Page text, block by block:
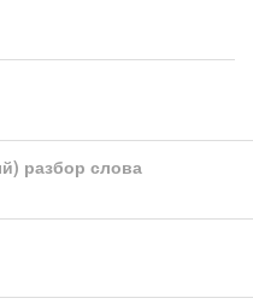
разбор слова